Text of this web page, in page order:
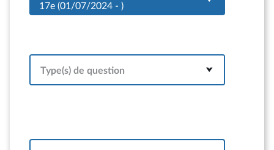
17e (01/07/2024 - )
Type(s) de question